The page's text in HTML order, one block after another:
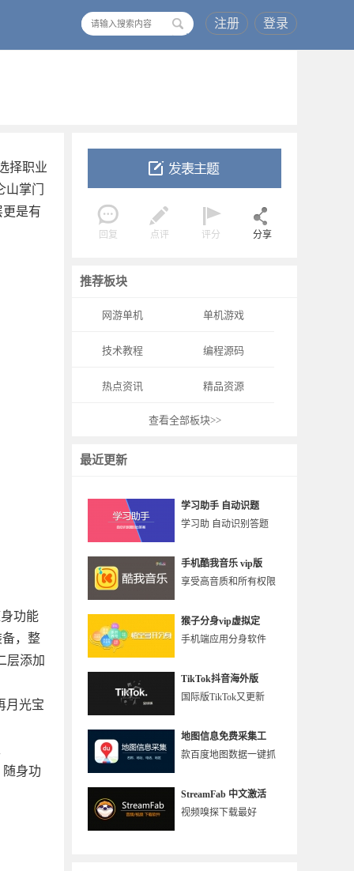
注册 登录
回复 点评 评分 分享
推荐板块
网游单机 单机游戏
技术教程 编程源码
热点资讯 精品资源
查看全部板块>>
最近更新
学习助手 自动识题
学习助 自动识别答题
手机酷我音乐 vip版
享受高音质和所有权限
猴子分身vip虚拟定
手机端应用分身软件
TikTok抖音海外版
国际版TikTok又更新
地图信息免费采集工
款百度地图数据一键抓
StreamFab 中文激活
视频嗅探下载最好
择职业
掌门
更是有
功能
，整
层添加
月光宝
身功